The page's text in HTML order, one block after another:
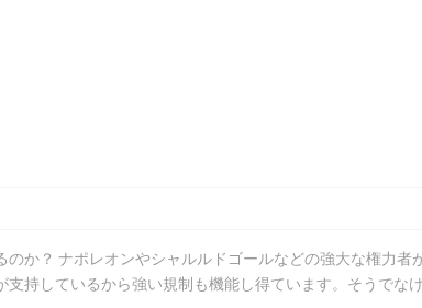
か？ ナポレオンやシャルルドゴールなどの強大な権力者
持しているから強い規制も機能し得ています。そうでな